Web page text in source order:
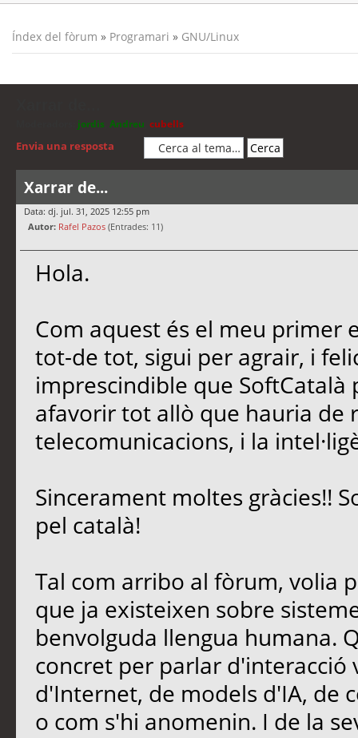
Índex del fòrum » Programari » GNU/Linux
jordis Andreu cubells
Envia una resposta
Xarrar de...
Data: dj. jul. 31, 2025 12:55 pm
Autor: Rafel Pazos (Entrades: 11)
Hola.
Com aquest és el meu primer
tot-de tot, sigui per agrair, i
imprescindible que SoftCatalà
afavorir tot allò que hauria de
telecomunicacions, i la
Sincerament moltes gràcies!!
pel català!
Tal com arribo al fòrum, volia
que ja existeixen sobre
benvolguda llengua humana.
concret per parlar d'interacció
d'Internet, de models d'IA, de
o com s'hi anomenin. I de la